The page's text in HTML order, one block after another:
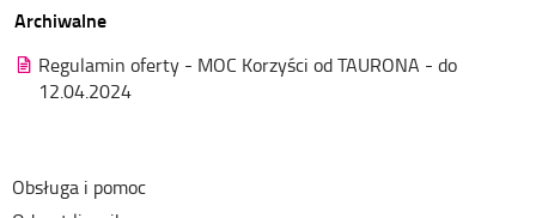
Archiwalne
Regulamin oferty - MOC Korzyści od TAURONA - do
12.04.2024
Obsługa i pomoc